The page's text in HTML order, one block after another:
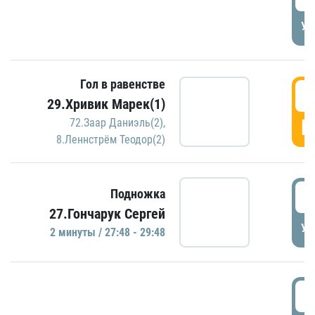
Гол в равенстве
29.Хривик Марек(1)
72.Заар Даниэль(2),
8.Леннстрём Теодор(2)
Подножка
27.Гончарук Сергей
2 минуты / 27:48 - 29:48